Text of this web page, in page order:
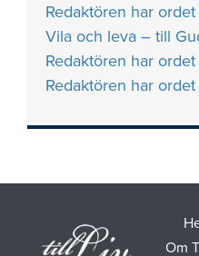
Redaktören har
Vila och leva – till
Redaktören har
Redaktören har
Om